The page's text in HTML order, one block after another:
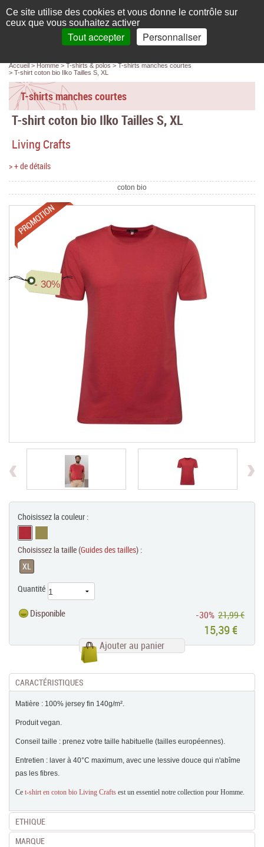
L'élégance au naturel
compte
Français
Recherche
Accueil
Femme
Homme
Bébé & enfant
Chaussettes & collants
Accessoires
Linge de maison
Chèques Cadeaux
Accueil Homme T-shirts & polos
T-shirts manches courtes
T-shirt coton bio Ilko Tailles S, XL
T-shirts manches courtes
T-shirt coton bio Ilko Tailles S, XL
Living Crafts
> + de détails
coton bio
Promotions
- 30%
Choisissez la couleur :
Choisissez la taille (Guides des tailles) :
XL
Quantité
Disponible -30% 21,99 €
15,39 €
Ajouter au panier
CARACTÉRISTIQUES
Matière : 100% jersey fin 140g/m².
Produit vegan.
Conseil taille : prenez votre taille habituelle (tailles européennes).
Entretien : laver à 40°C maximum, avec une lessive douce qui n'abîme
pas les fibres.
Ce t-shirt en coton bio Living Crafts est un essentiel notre collection pour Homme.
ETHIQUE
MARQUE
Panneau de gestion des cookies
Ce site utilise des cookies et vous donne le contrôle sur
ceux que vous souhaitez activer
Tout accepter Personnaliser